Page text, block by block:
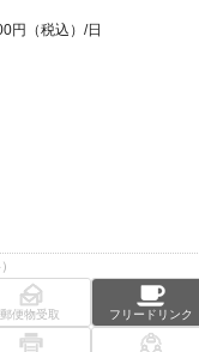
円（税込）/日
郵便物受取 フリードリンク